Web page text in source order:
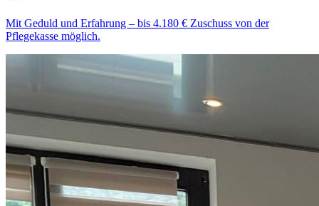
Mit Geduld und Erfahrung – bis 4.180 € Zuschuss von der
Pflegekasse möglich.